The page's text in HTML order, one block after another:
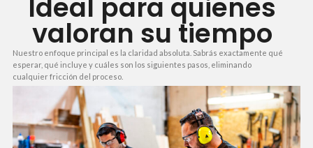
Ideal para quienes
valoran su tiempo
Nuestro enfoque principal es la claridad absoluta. Sabrás exactamente qué
esperar, qué incluye y cuáles son los siguientes pasos, eliminando
cualquier fricción del proceso.